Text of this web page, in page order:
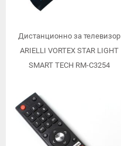
Дистанционно за телевизор
ARIELLI VORTEX STAR LIGHT
SMART TECH RM-C3254